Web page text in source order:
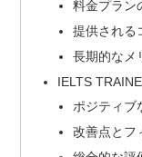
料金プラン
提供される
長期的なメ
IELTS
ポジティブ
改善点とフ